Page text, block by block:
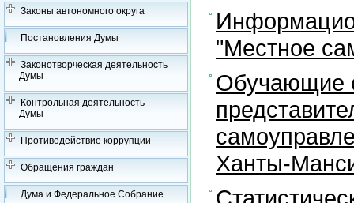
Законы автономного округа
Постановления Думы
Законотворческая деятельность
Думы
Контрольная деятельность
Думы
Противодействие коррупции
Обращения граждан
Дума и Федеральное Собрание
"Местное
Обучающие
Ханты-